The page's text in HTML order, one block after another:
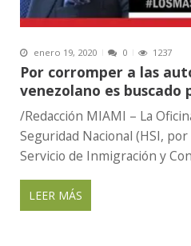
enero 19, 2020 0 1237
Por corromper a las
venezolano es buscado
/Redacción MIAMI – La
Seguridad Nacional (HSI,
Servicio de Inmigración y
LEER MÁS